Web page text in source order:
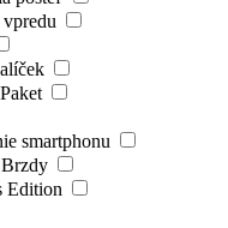
smartphonu
Edition